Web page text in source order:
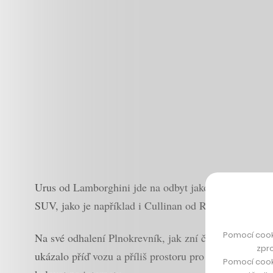
Urus od Lamborghini jde na odbyt jako teplé
SUV, jako je například i Cullinan od Rolls-Roycu či
Na své odhalení Plnokrevník, jak zní český překlad
ukázalo příď vozu a příliš prostoru pro fantazii
Pomocí
Pomocí